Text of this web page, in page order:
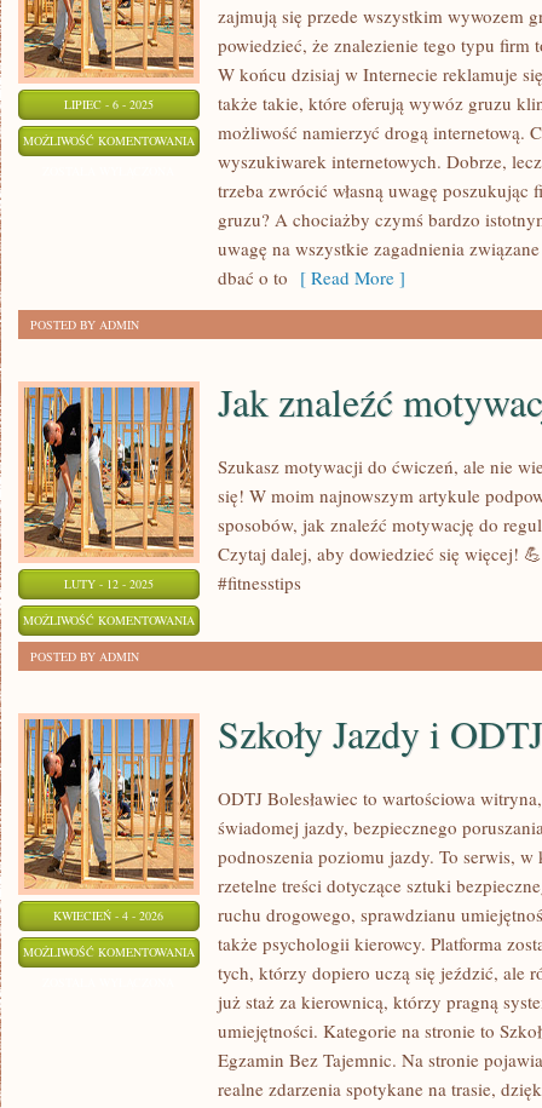
LIPIEC - 6 - 2025
MOŻLIWOŚĆ KOMENTOWANIA WYWÓZ
GRUZU
PLACU
BUDOWY
zajmują się przede wszystkim wywozem
powiedzieć, że znalezienie tego typu firm
W końcu dzisiaj w Internecie reklamuje
także takie, które oferują wywóz gruzu
możliwość namierzyć drogą internetową.
wyszukiwarek internetowych. Dobrze,
trzeba zwrócić własną uwagę
gruzu? A chociażby czymś bardzo
uwagę na wszystkie zagadnienia
dbać o to [ Read More ]
POSTED BY ADMIN
LUTY - 12 - 2025
MOŻLIWOŚĆ KOMENTOWANIA
DO
ĆWICZEŃ?
ZOSTAŁA WYŁĄCZONA
Jak znaleźć
Szukasz motywacji do ćwiczeń, ale nie
się! W moim najnowszym artykule
sposobów, jak znaleźć motywację do
Czytaj dalej, aby dowiedzieć się więcej!
#fitnesstips
POSTED BY ADMIN
KWIECIEŃ - 4 - 2026
MOŻLIWOŚĆ KOMENTOWANIA SZKOŁY
JAZDY
ODTJ
Szkoły Jazdy i ODTJ
ODTJ Bolesławiec to wartościowa
świadomej jazdy, bezpiecznego
podnoszenia poziomu jazdy. To serwis,
rzetelne treści dotyczące sztuki
ruchu drogowego, sprawdzianu
także psychologii kierowcy. Platforma
tych, którzy dopiero uczą się jeździć, ale
już staż za kierownicą, którzy pragną
umiejętności. Kategorie na stronie to
Egzamin Bez Tajemnic. Na stronie
realne zdarzenia spotykane na trasie,